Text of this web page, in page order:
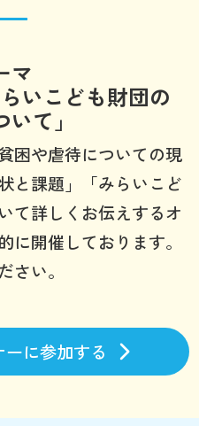
マ
いこども財団の
て」
困や虐待についての現
と課題」「みらいこど
て詳しくお伝えするオ
に開催しております。
さい。
に参加する